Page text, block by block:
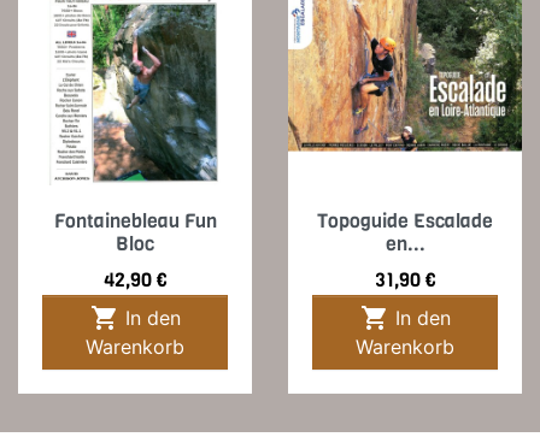
Fontainebleau Fun
Bloc
Preis
42,90 €

Warenkorb
Topoguide Escalade
en...
Preis
31,90 €

Warenkorb